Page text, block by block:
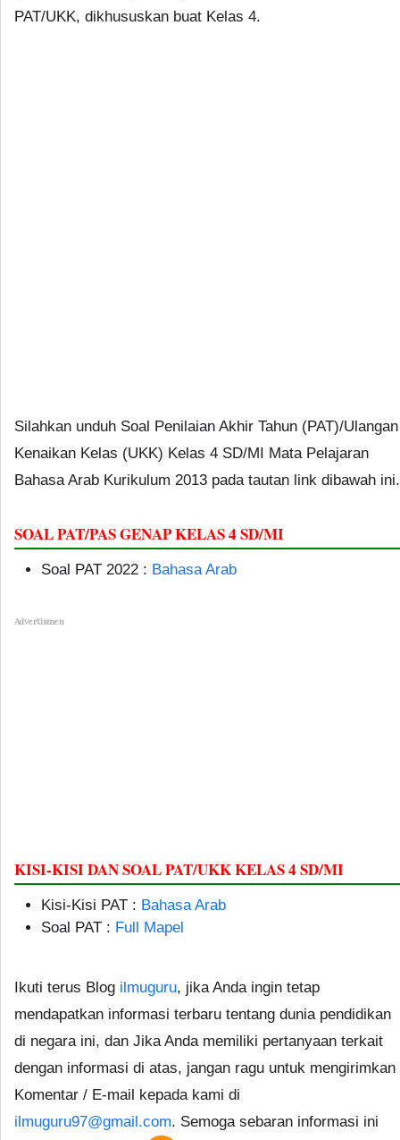
PAT/UKK, dikhususkan buat Kelas 4.
Silahkan unduh Soal Penilaian Akhir Tahun (PAT)/Ulangan
Kenaikan Kelas (UKK) Kelas 4 SD/MI Mata Pelajaran
Bahasa Arab Kurikulum 2013 pada tautan link dibawah ini.
SOAL PAT/PAS GENAP KELAS 4 SD/MI
Soal PAT 2022 : Bahasa Arab
Advertismen
KISI-KISI DAN SOAL PAT/UKK KELAS 4 SD/MI
Kisi-Kisi PAT : Bahasa Arab
Soal PAT : Full Mapel
Ikuti terus Blog ilmuguru, jika Anda ingin tetap
mendapatkan informasi terbaru tentang dunia pendidikan
di negara ini, dan Jika Anda memiliki pertanyaan terkait
dengan informasi di atas, jangan ragu untuk mengirimkan
Komentar / E-mail kepada kami di
ilmuguru97@gmail.com. Semoga sebaran informasi ini